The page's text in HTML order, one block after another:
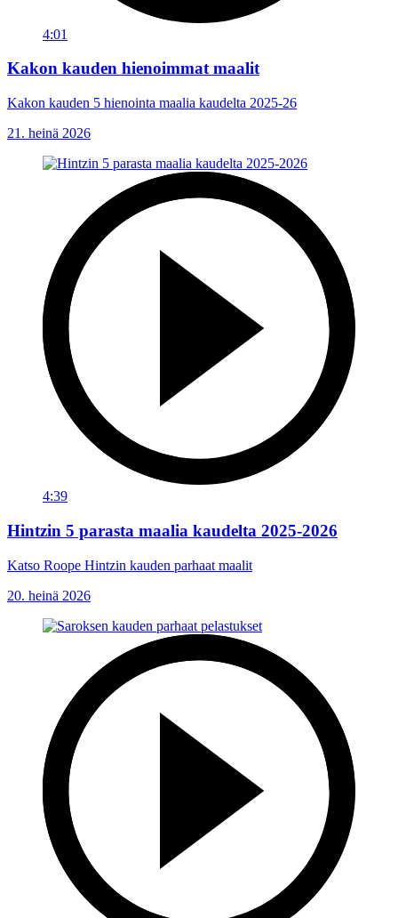
4:01
Kakon kauden hienoimmat maalit
Kakon kauden 5 hienointa maalia kaudelta 2025-26
21. heinä 2026
4:39
Hintzin 5 parasta maalia kaudelta 2025-2026
Katso Roope Hintzin kauden parhaat maalit
20. heinä 2026